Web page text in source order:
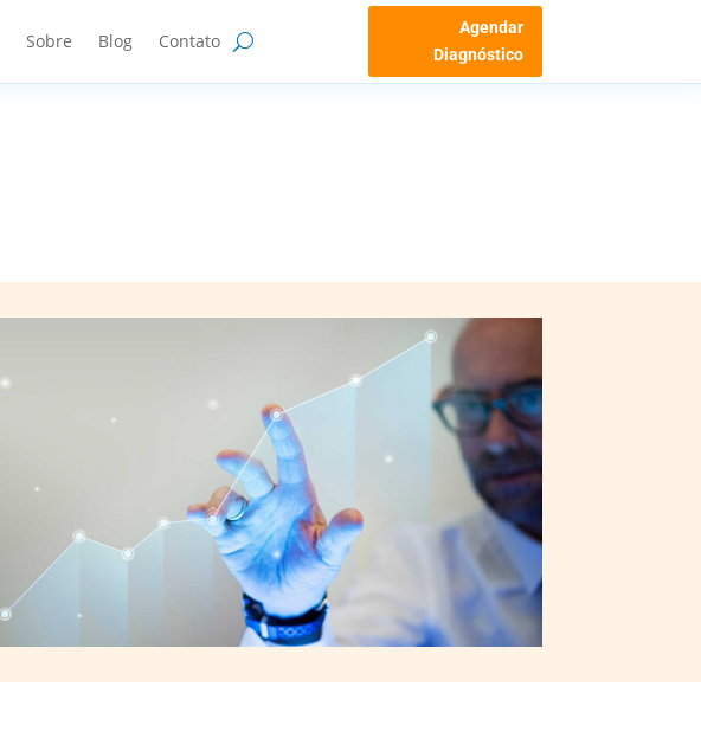
Sobre Blog Contato
Agendar
Diagnóstico